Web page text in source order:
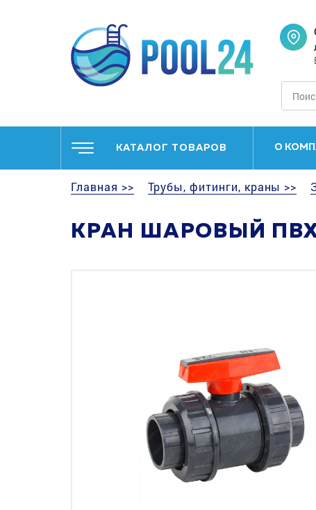
КАТАЛОГ ТОВАРОВ О
Главная >> Трубы, фитинги, краны >>
КРАН ШАРОВЫЙ